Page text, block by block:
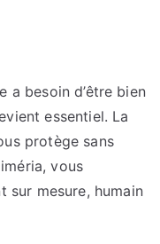
a besoin d’être bien
essentiel. La
protège sans
vous
sur mesure, humain